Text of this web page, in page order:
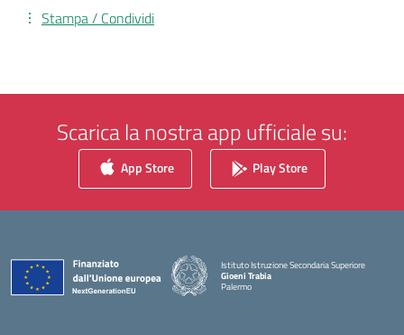
Stampa / Condividi
Scarica la nostra app ufficiale su:
App Store Play Store
Istituto Istruzione Secondaria Superiore
Gioeni Trabia
Palermo